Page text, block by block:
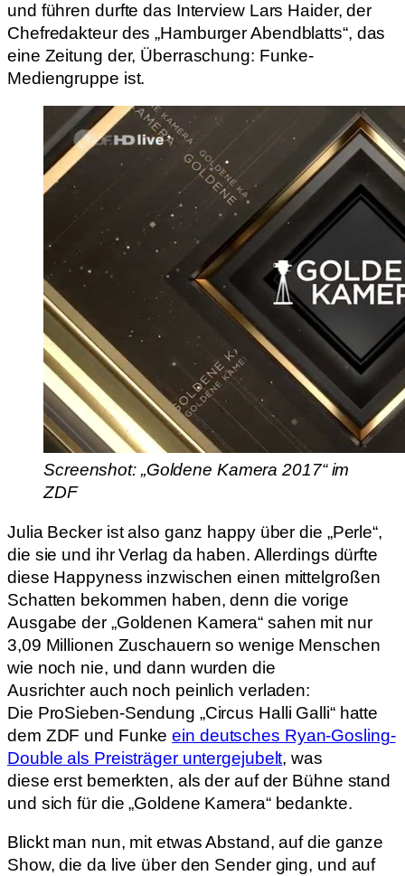
und führen durfte das Interview Lars Haider, der
Chefredakteur des „Hamburger Abendblatts“, das
eine Zeitung der, Überraschung: Funke-
Mediengruppe ist.
Screenshot: „Goldene Kamera 2017“ im
ZDF
Julia Becker ist also ganz happy über die „Perle“,
die sie und ihr Verlag da haben. Allerdings dürfte
diese Happyness inzwischen einen mittelgroßen
Schatten bekommen haben, denn die vorige
Ausgabe der „Goldenen Kamera“ sahen mit nur
3,09 Millionen Zuschauern so wenige Menschen
wie noch nie, und dann wurden die
Ausrichter auch noch peinlich verladen:
Die ProSieben-Sendung „Circus Halli Galli“ hatte
dem ZDF und Funkeein deutsches Ryan-Gosling-
Double als Preisträger untergejubelt, was
diese erst bemerkten, als der auf der Bühne stand
und sich für die „Goldene Kamera“ bedankte.
Blickt man nun, mit etwas Abstand, auf die ganze
Show, die da live über den Sender ging, und auf